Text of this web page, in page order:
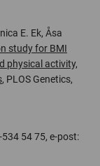
E. Ek, Åsa
study for BMI
physical activity,
, PLOS Genetics,
54 75, e-post: